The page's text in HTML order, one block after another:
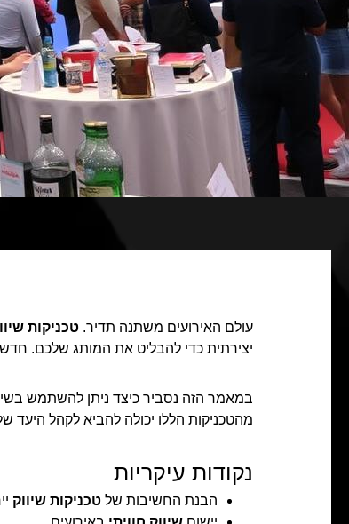
עולם האירועים משתנה תדיר. טכניקות
יצירתית כדי להבליט את המותג שלכם.
במאמר הזה נסביר כיצד ניתן להשתמש
מהטכניקות הללו יכולה להביא לקהל היעד
נקודות עיקריות
הבנת החשיבות של טכניקות שיווק